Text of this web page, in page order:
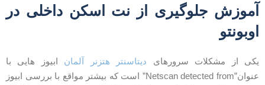
جلوگیری از نت اسکن داخلی در
از مشکلات سرورهایدیتاسنتر هتزنر آلمانابیوز هایی با
عنوان”Netscan detected from” است که بیشتر مواقع با بررسی ابیوز